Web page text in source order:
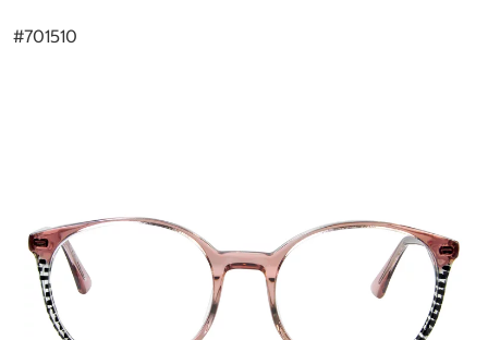
#701510